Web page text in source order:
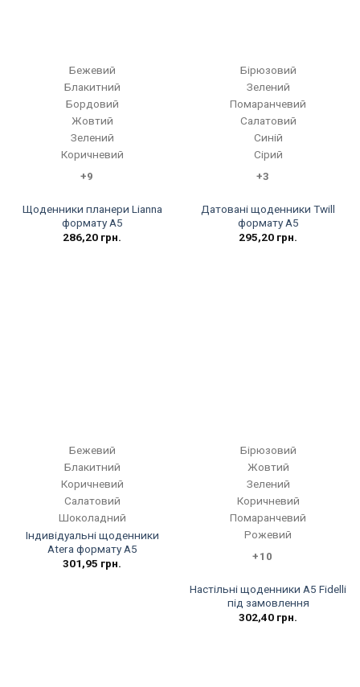
Бежевий
Блакитний
Бордовий
Жовтий
Зелений
Коричневий
+9
Щоденники планери Lianna
формату А5
286,20 грн.
Бірюзовий
Зелений
Помаранчевий
Салатовий
Синій
Сірий
+3
Датовані щоденники Twill
формату А5
295,20 грн.
Бежевий
Блакитний
Коричневий
Салатовий
Шоколадний
Індивідуальні щоденники
Atera формату А5
301,95 грн.
Бірюзовий
Жовтий
Зелений
Коричневий
Помаранчевий
Рожевий
+10
Настільні щоденники А5 Fidelli
під замовлення
302,40 грн.